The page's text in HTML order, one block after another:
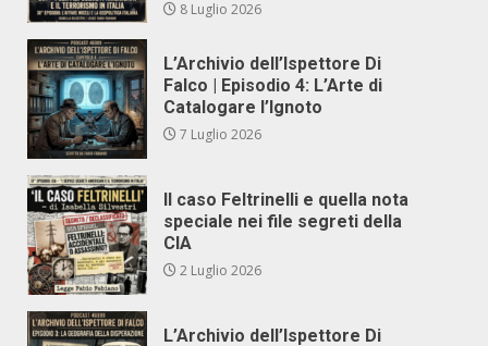
8 Luglio 2026
L’Archivio dell’Ispettore Di
Falco | Episodio 4: L’Arte di
Catalogare l’Ignoto
7 Luglio 2026
Il caso Feltrinelli e quella nota
speciale nei file segreti della
CIA
2 Luglio 2026
L’Archivio dell’Ispettore Di